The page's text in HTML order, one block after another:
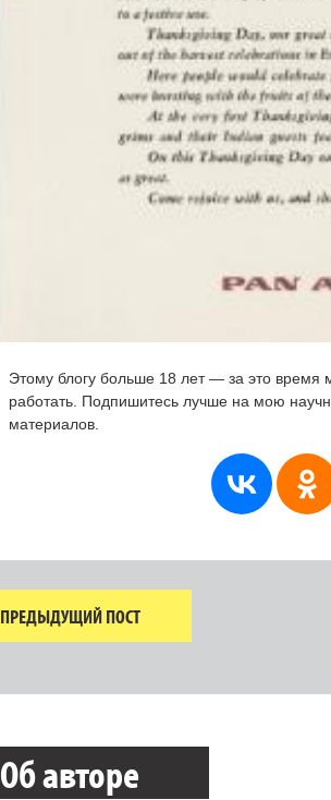
Этому блогу больше 18 лет — за это время
работать. Подпишитесь лучше на мою
материалов.
ПРЕДЫДУЩИЙ ПОСТ
Об авторе